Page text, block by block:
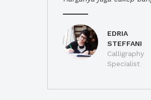
EDRIA
STEFFANI
Calligraphy
Specialist